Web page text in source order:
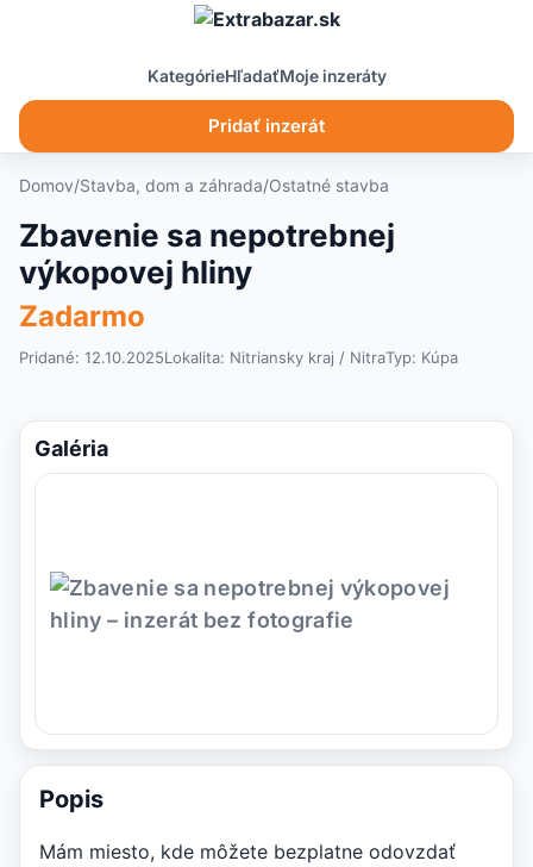
KategórieHľadaťMoje inzeráty
Pridať inzerát
Domov/Stavba, dom a záhrada/Ostatné stavba
Zbavenie sa nepotrebnej
výkopovej hliny
Zadarmo
Pridané: 12.10.2025Lokalita: Nitriansky kraj / NitraTyp: Kúpa
Galéria
Popis
Mám miesto, kde môžete bezplatne odovzdať